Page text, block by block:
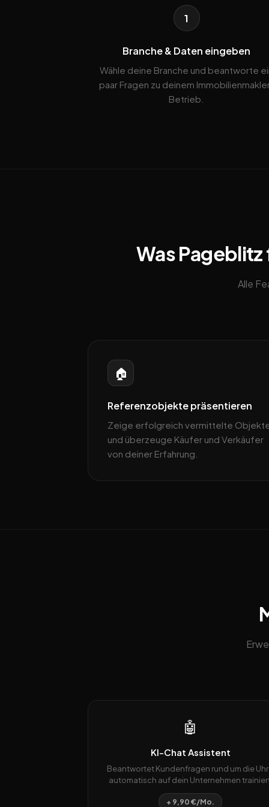
1
Branche & Daten eingeben
Wähle deine Branche und beantworte
paar Fragen zu deinem
Betrieb.
Was
Alle
🏠
Referenzobjekte präsentieren
Zeige erfolgreich vermittelte
und überzeuge Käufer und Verkäufer
von deiner Erfahrung.
🤖
KI-Chat Assistent
Beantwortet Kundenfragen rund um die Uhr
automatisch auf dein Unternehmen
+ 9,90 €/Mo.